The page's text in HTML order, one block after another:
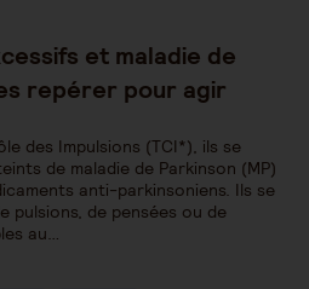
et maladie de
repérer pour agir
des Impulsions (TCI*), ils se
de maladie de Parkinson (MP)
anti-parkinsoniens. Ils se
pulsions, de pensées ou de
au…